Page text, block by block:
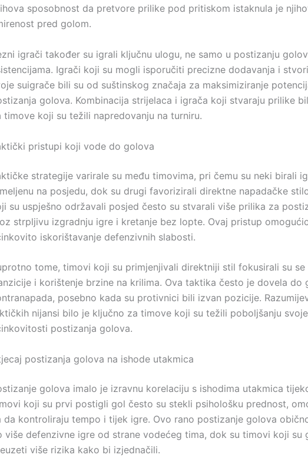
sposobnost da pretvore prilike pod pritiskom istaknula je
pred golom.
igrači također su igrali ključnu ulogu, ne samo u postizanju
Igrači koji su mogli isporučiti precizne dodavanja i
suigrače bili su od suštinskog značaja za maksimiziranje
golova. Kombinacija strijelaca i igrača koji stvaraju prilike
timove koji su težili napredovanju na turniru.
pristupi koji vode do golova
strategije varirale su među timovima, pri čemu su neki birali
na posjedu, dok su drugi favorizirali direktne napadačke
su uspješno održavali posjed često su stvarali više prilika za
strpljivu izgradnju igre i kretanje bez lopte. Ovaj pristup
iskorištavanje defenzivnih slabosti.
tome, timovi koji su primjenjivali direktniji stil fokusirali su se
i korištenje brzine na krilima. Ova taktika često je dovela do
posebno kada su protivnici bili izvan pozicije.
nijansi bilo je ključno za timove koji su težili poboljšanju svoje
postizanja golova.
postizanja golova na ishode utakmica
golova imalo je izravnu korelaciju s ishodima utakmica
koji su prvi postigli gol često su stekli psihološku prednost,
da kontroliraju tempo i tijek igre. Ovo rano postizanje golova
više defenzivne igre od strane vodećeg tima, dok su timovi koji su
više rizika kako bi izjednačili.